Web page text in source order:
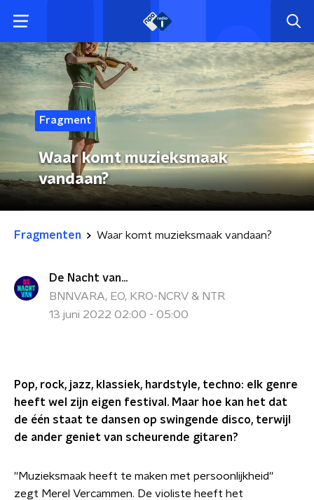
Fragment
Waar komt muzieksmaak
vandaan?
Fragmenten Waar komt muzieksmaak vandaan?
De Nacht van...
BNNVARA, EO, KRO-NCRV & NTR
13 juni 2022 02:00 - 05:00
Pop, rock, jazz, klassiek, hardstyle, techno: elk genre
heeft wel zijn eigen festival. Maar hoe kan het dat
de één staat te dansen op swingende disco, terwijl
de ander geniet van scheurende gitaren?
''Muzieksmaak heeft te maken met persoonlijkheid''
zegt Merel Vercammen. De violiste heeft het